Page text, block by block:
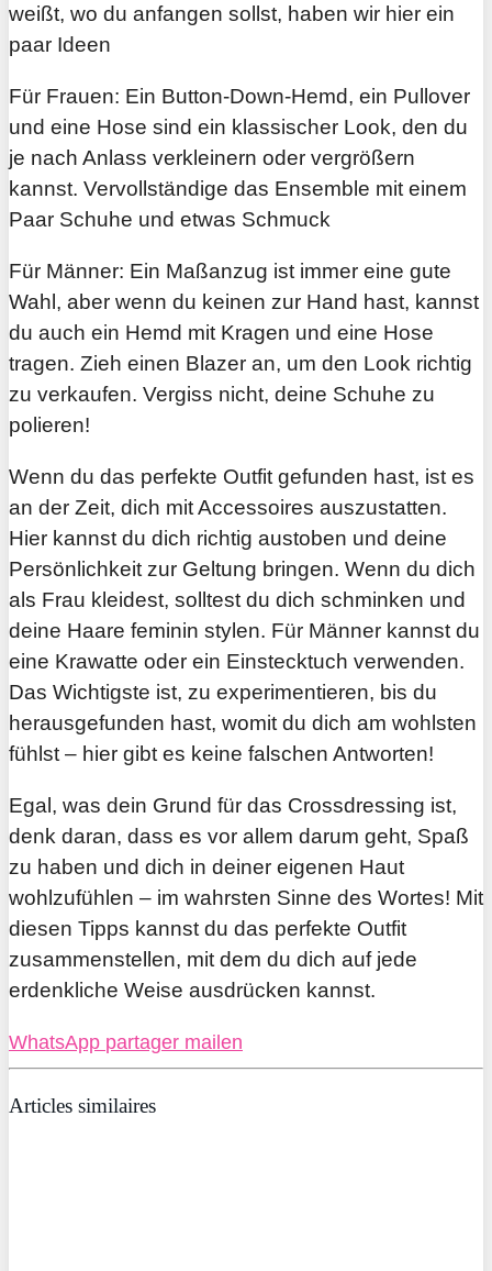
weißt, wo du anfangen sollst, haben wir hier ein
paar Ideen
Für Frauen: Ein Button-Down-Hemd, ein Pullover
und eine Hose sind ein klassischer Look, den du
je nach Anlass verkleinern oder vergrößern
kannst. Vervollständige das Ensemble mit einem
Paar Schuhe und etwas Schmuck
Für Männer: Ein Maßanzug ist immer eine gute
Wahl, aber wenn du keinen zur Hand hast, kannst
du auch ein Hemd mit Kragen und eine Hose
tragen. Zieh einen Blazer an, um den Look richtig
zu verkaufen. Vergiss nicht, deine Schuhe zu
polieren!
Wenn du das perfekte Outfit gefunden hast, ist es
an der Zeit, dich mit Accessoires auszustatten.
Hier kannst du dich richtig austoben und deine
Persönlichkeit zur Geltung bringen. Wenn du dich
als Frau kleidest, solltest du dich schminken und
deine Haare feminin stylen. Für Männer kannst du
eine Krawatte oder ein Einstecktuch verwenden.
Das Wichtigste ist, zu experimentieren, bis du
herausgefunden hast, womit du dich am wohlsten
fühlst – hier gibt es keine falschen Antworten!
Egal, was dein Grund für das Crossdressing ist,
denk daran, dass es vor allem darum geht, Spaß
zu haben und dich in deiner eigenen Haut
wohlzufühlen – im wahrsten Sinne des Wortes! Mit
diesen Tipps kannst du das perfekte Outfit
zusammenstellen, mit dem du dich auf jede
erdenkliche Weise ausdrücken kannst.
WhatsApp partager mailen
Articles similaires